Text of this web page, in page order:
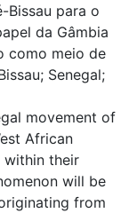
Bissau para o
da Gâmbia
como meio de
Senegal;
movement of
African
within their
will be
from